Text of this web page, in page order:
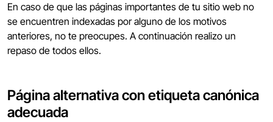
En caso de que las páginas importantes de tu sitio web no
se encuentren indexadas por alguno de los motivos
anteriores, no te preocupes. A continuación realizo un
repaso de todos ellos.
Página alternativa con etiqueta canónica
adecuada